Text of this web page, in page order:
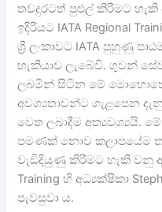
තවදුරටත් පුළුල් කිරීමට
ඉදිරියට IATA Regional
ශ්‍රී ලංකාවට IATA පුහුණු
හැකියාව ලැබේවි. ගුවන්
ලබමින් සිටින මේ
අවශ්‍යතාවන්ට ගැළපෙන
වෙත ලබාදීම අත්‍යවශ්‍යයි.
පමණක් නොව කලාපයේම
වැඩිදියුණු කිරීමට හැකි වනු
Training හි අධ්‍යක්ෂිකා
පැවසුවා ය.